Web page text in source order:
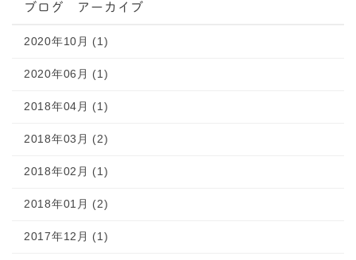
ブログ アーカイブ
2020年10月 (1)
2020年06月 (1)
2018年04月 (1)
2018年03月 (2)
2018年02月 (1)
2018年01月 (2)
2017年12月 (1)